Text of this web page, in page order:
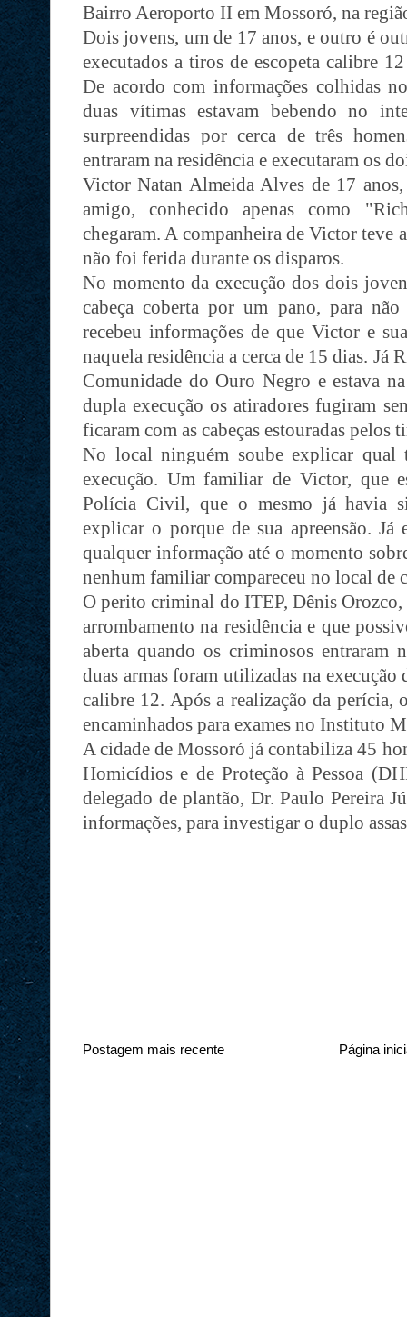
Bairro Aeroporto II em Mossoró, na
Dois jovens, um de 17 anos, e outro é
executados a tiros de escopeta calibre
De acordo com informações colhidas
duas vítimas estavam bebendo no
surpreendidas por cerca de três
entraram na residência e executaram os
Victor Natan Almeida Alves de 17
amigo, conhecido apenas como
chegaram. A companheira de Victor teve
não foi ferida durante os disparos.
No momento da execução dos dois
cabeça coberta por um pano, para
recebeu informações de que Victor e
naquela residência a cerca de 15 dias. Já
Comunidade do Ouro Negro e estava
dupla execução os atiradores fugiram
ficaram com as cabeças estouradas pelos
No local ninguém soube explicar
execução. Um familiar de Victor, que
Polícia Civil, que o mesmo já havia
explicar o porque de sua apreensão. Já
qualquer informação até o momento
nenhum familiar compareceu no local de
O perito criminal do ITEP, Dênis
arrombamento na residência e que
aberta quando os criminosos entraram
duas armas foram utilizadas na
calibre 12. Após a realização da perícia,
encaminhados para exames no Instituto
A cidade de Mossoró já contabiliza 45
Homicídios e de Proteção à Pessoa
delegado de plantão, Dr. Paulo Pereira
informações, para investigar o duplo
Postagem mais recente Página